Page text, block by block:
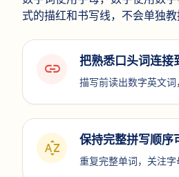
式的描红和书写线，不会单独教
link 把熟悉口头词连接
描写前读出数字英文词
sort_by_alpha 保持完整拼写顺序
重复完整单词，关注字